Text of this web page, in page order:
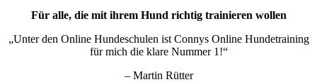
Für alle, die mit ihrem Hund richtig trainieren wollen
„Unter den Online Hundeschulen ist Connys Online Hundetraining
für mich die klare Nummer 1!“
– Martin Rütter